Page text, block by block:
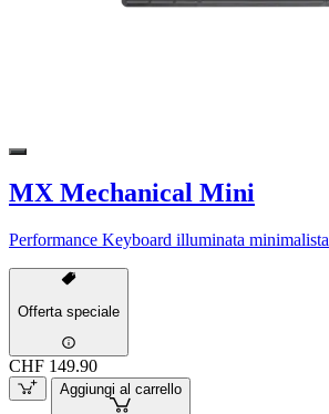
MX Mechanical Mini
Performance Keyboard illuminata minimalista
Offerta speciale
CHF 149.90
Aggiungi al carrello